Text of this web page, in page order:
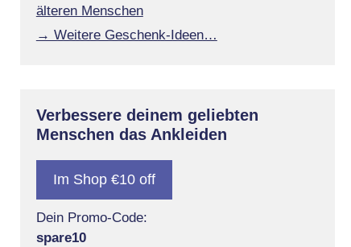
älteren Menschen
→ Weitere Geschenk-Ideen…
Verbessere deinem geliebten
Menschen das Ankleiden
Im Shop €10 off
Dein Promo-Code:
spare10